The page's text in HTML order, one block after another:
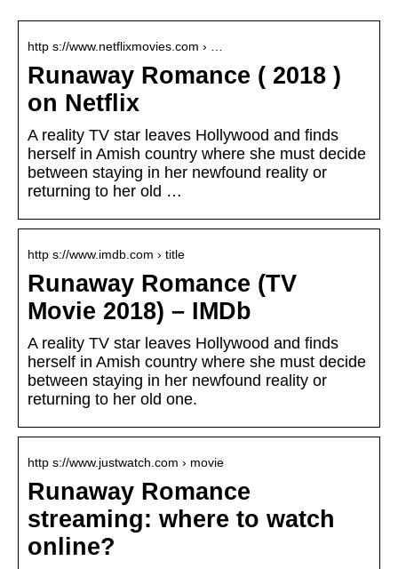
http s://www.netflixmovies.com › …
Runaway Romance ( 2018 )
on Netflix
A reality TV star leaves Hollywood and finds
herself in Amish country where she must decide
between staying in her newfound reality or
returning to her old …
http s://www.imdb.com › title
Runaway Romance (TV
Movie 2018) – IMDb
A reality TV star leaves Hollywood and finds
herself in Amish country where she must decide
between staying in her newfound reality or
returning to her old one.
http s://www.justwatch.com › movie
Runaway Romance
streaming: where to watch
online?